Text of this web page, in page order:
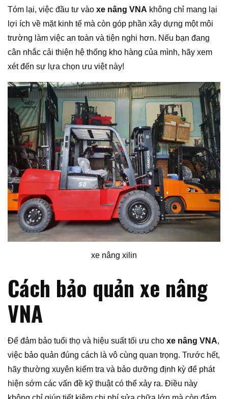
Tóm lại, việc đầu tư vào xe nâng VNA không chỉ mang lại
lợi ích về mặt kinh tế mà còn góp phần xây dựng một môi
trường làm việc an toàn và tiện nghi hơn. Nếu bạn đang
cân nhắc cải thiện hệ thống kho hàng của mình, hãy xem
xét đến sự lựa chọn ưu việt này!
xe nâng xilin
Cách bảo quản xe nâng
VNA
Để đảm bảo tuổi thọ và hiệu suất tối ưu cho xe nâng VNA,
việc bảo quản đúng cách là vô cùng quan trọng. Trước hết,
hãy thường xuyên kiểm tra và bảo dưỡng định kỳ để phát
hiện sớm các vấn đề kỹ thuật có thể xảy ra. Điều này